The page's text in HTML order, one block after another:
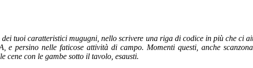
tuoi caratteristici mugugni, nello scrivere una riga di codice in più che ci
e persino nelle faticose attività di campo. Momenti questi, anche
cene con le gambe sotto il tavolo, esausti.